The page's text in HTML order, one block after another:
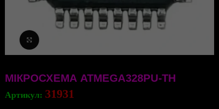
МІКРОСХЕМА ATMEGA328PU-TH
Артикул: 31931